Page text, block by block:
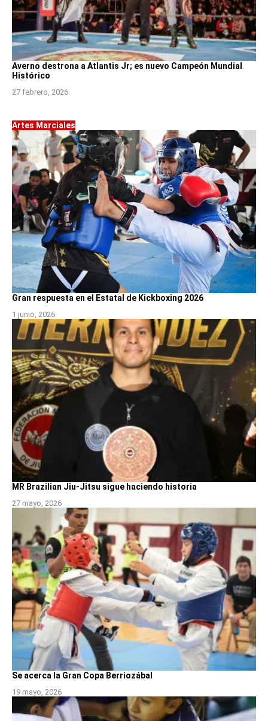
Averno destrona a Atlantis Jr; es nuevo Campeón Mundial
Histórico
27 febrero, 2026
Artes Marciales
Gran respuesta en el Estatal de Kickboxing 2026
1 junio, 2026
MR Brazilian Jiu-Jitsu sigue haciendo historia
27 mayo, 2026
Se acerca la Gran Copa Berriozábal
19 mayo, 2026